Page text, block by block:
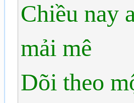
Chiều nay
mải mê
Dõi theo